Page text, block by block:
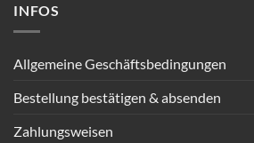
INFOS
Allgemeine Geschäftsbedingungen
Bestellung bestätigen & absenden
Zahlungsweisen